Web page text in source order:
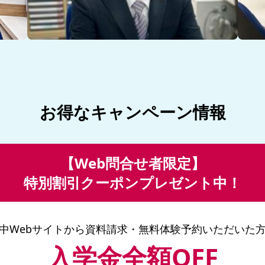
お得なキャンペーン情報
【Web問合せ者限定】
特別割引クーポンプレゼント中！
Webサイトから資料請求・無料体験予約いただいた
入学金全額OFF